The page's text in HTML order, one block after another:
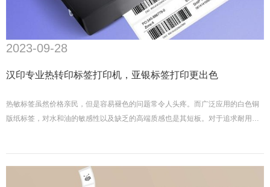
2023-09-28
汉印专业热转印标签打印机，亚银标签打印更出色
热敏标签虽然价格亲民，但是容易褪色的问题常令人头疼。而广泛应用的白色铜
版纸标签，对水和油的敏感性以及缺乏的高端质感也是其短板。对于追求耐用、